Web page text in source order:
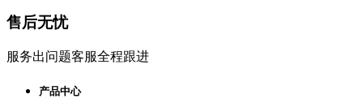
售后无忧
服务出问题客服全程跟进
产品中心